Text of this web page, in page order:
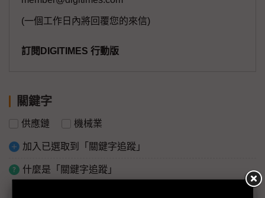
(一個工作日內將回覆您的來信)
訂閱DIGITIMES 行動版
關鍵字
供應鏈 機械業
加入已選取到「關鍵字追蹤」
什麼是「關鍵字追蹤」